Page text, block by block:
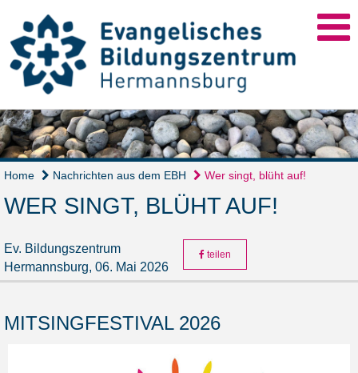
Home Nachrichten aus dem EBH Wer singt, blüht auf!
WER SINGT, BLÜHT AUF!
Ev. Bildungszentrum
Hermannsburg, 06. Mai 2026
teilen
MITSINGFESTIVAL 2026